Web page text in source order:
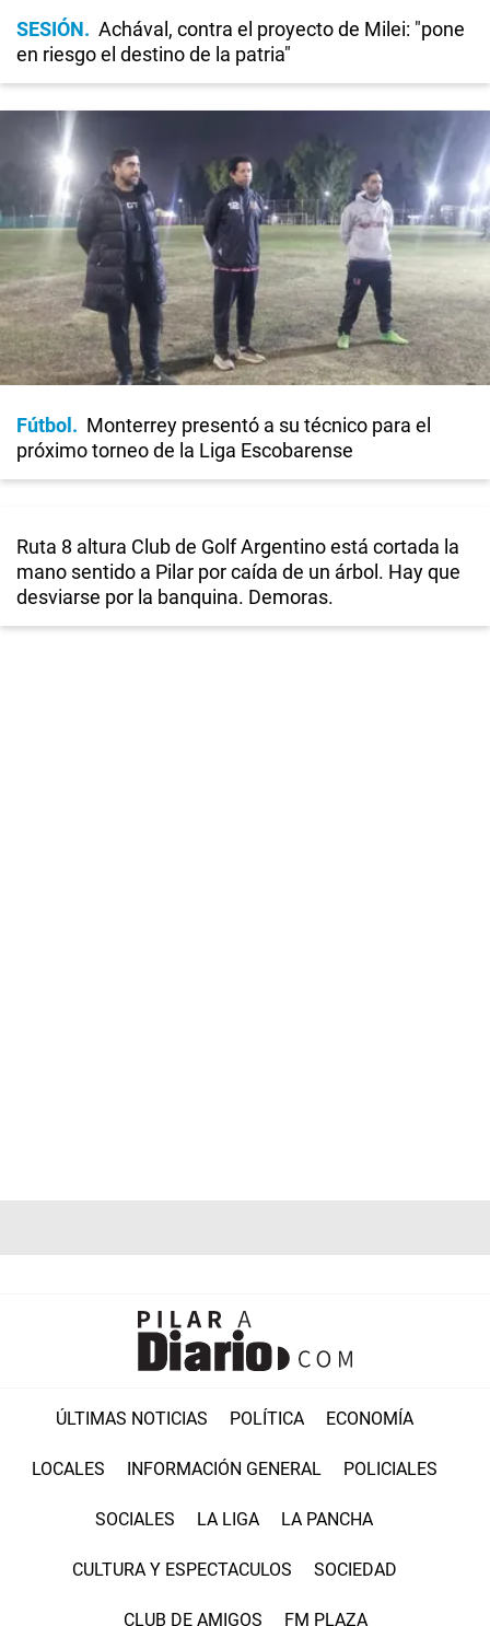
SESIÓN
Achával, contra el proyecto de Milei: "pone
en riesgo el destino de la patria"
Fútbol
Monterrey presentó a su técnico para el
próximo torneo de la Liga Escobarense
Ruta 8 altura Club de Golf Argentino está cortada la
mano sentido a Pilar por caída de un árbol. Hay que
desviarse por la banquina. Demoras.
ÚLTIMAS NOTICIAS POLÍTICA ECONOMÍA
LOCALES INFORMACIÓN GENERAL POLICIALES
SOCIALES LA LIGA LA PANCHA
CULTURA Y ESPECTACULOS SOCIEDAD
CLUB DE AMIGOS FM PLAZA